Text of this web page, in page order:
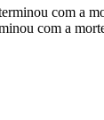
com a